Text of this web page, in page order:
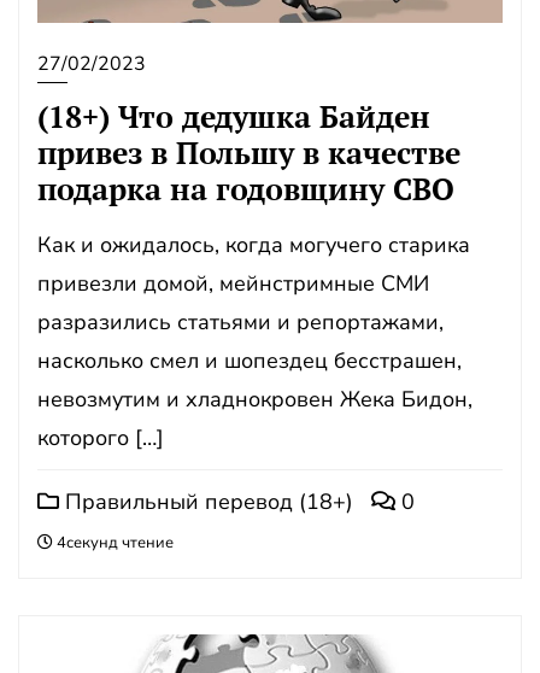
27/02/2023
(18+) Что дедушка Байден
привез в Польшу в качестве
подарка на годовщину СВО
Как и ожидалось, когда могучего старика
привезли домой, мейнстримные СМИ
разразились статьями и репортажами,
насколько смел и шопездец бесстрашен,
невозмутим и хладнокровен Жека Бидон,
которого […]
Правильный перевод (18+) 0
4секунд чтение